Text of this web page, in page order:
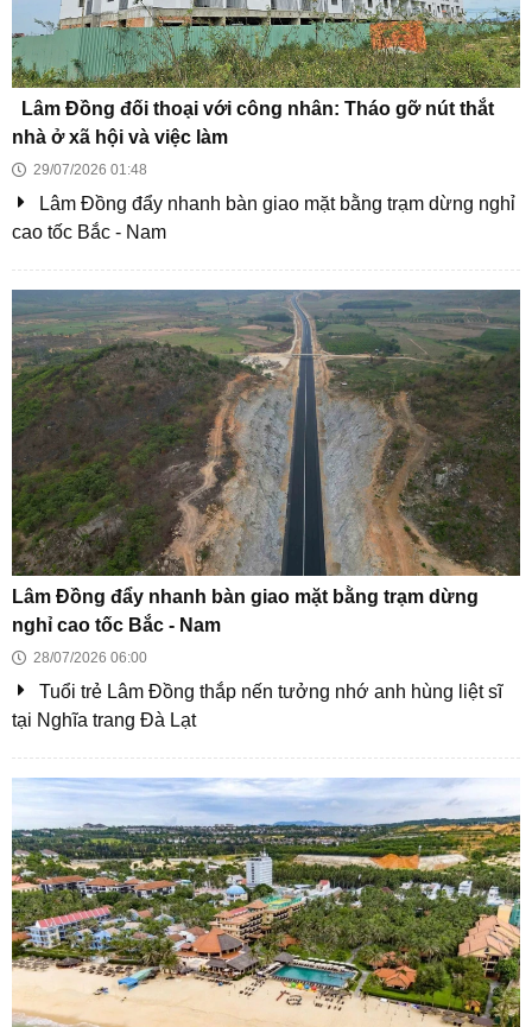
TPHCM công khai giá bán tại 2 dự án nhà ở xã hội Lý
Thường Kiệt và Lê Văn Chí
Becamex khởi công 4 dự án nhà ở xã hội và bài toán
cân đối dòng tiền
Công trình chậm tiến độ, tiềm ẩn nguy cơ mất an toàn